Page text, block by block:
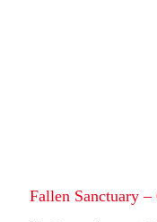
Fallen Sanctuary